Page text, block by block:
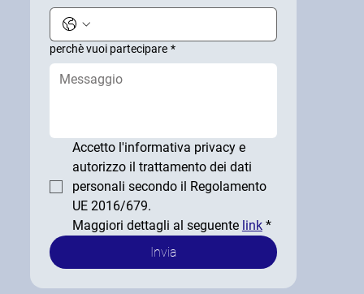
perchè vuoi partecipare *
Accetto l'informativa privacy e
autorizzo il trattamento dei dati
personali secondo il Regolamento
Maggiori dettagli al seguente link *
Invia